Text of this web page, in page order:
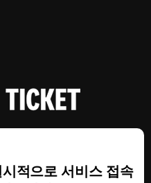
적으로 서비스 접속